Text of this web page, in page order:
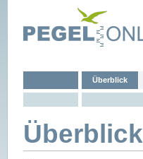
Überblick
Überblick